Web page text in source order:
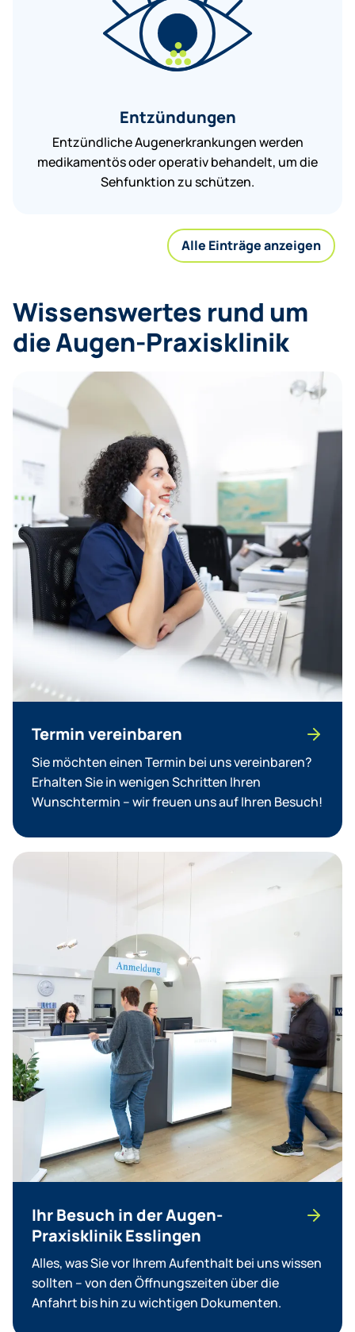
Entzündungen
Entzündliche Augenerkrankungen werden
medikamentös oder operativ behandelt, um die
Sehfunktion zu schützen.
Alle Einträge anzeigen
Wissenswertes rund um
die Augen-Praxisklinik
Termin vereinbaren
Sie möchten einen Termin bei uns vereinbaren?
Erhalten Sie in wenigen Schritten Ihren
Wunschtermin – wir freuen uns auf Ihren Besuch!
Ihr Besuch in der Augen-
Praxisklinik Esslingen
Alles, was Sie vor Ihrem Aufenthalt bei uns wissen
sollten – von den Öffnungszeiten über die
Anfahrt bis hin zu wichtigen Dokumenten.